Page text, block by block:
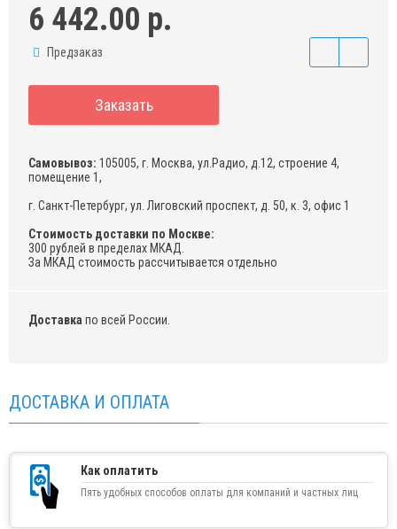
6 442.00 р.
Предзаказ
Заказать
Самовывоз: 105005, г. Москва, ул.Радио, д.12, строение 4,
помещение 1,
г. Санкт-Петербург, ул. Лиговский проспект, д. 50, к. 3, офис 1
Стоимость доставки по Москве:
300 рублей в пределах МКАД.
За МКАД стоимость рассчитывается отдельно
Доставка по всей России.
ДОСТАВКА И ОПЛАТА
Как оплатить
Пять удобных способов оплаты для компаний и частных лиц